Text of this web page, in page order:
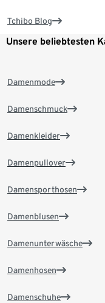
Tchibo Blog
Unsere beliebtesten
Damenmode
Damenschmuck
Damenkleider
Damenpullover
Damensporthosen
Damenblusen
Damenunterwäsche
Damenhosen
Damenschuhe